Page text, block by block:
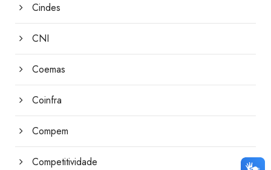
Cindes
CNI
Coemas
Coinfra
Compem
Competitividade